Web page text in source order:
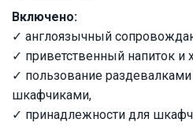
Включено:
✓ англоязычный
✓ приветственный напиток и
✓ пользование
шкафчиками,
✓ принадлежности для